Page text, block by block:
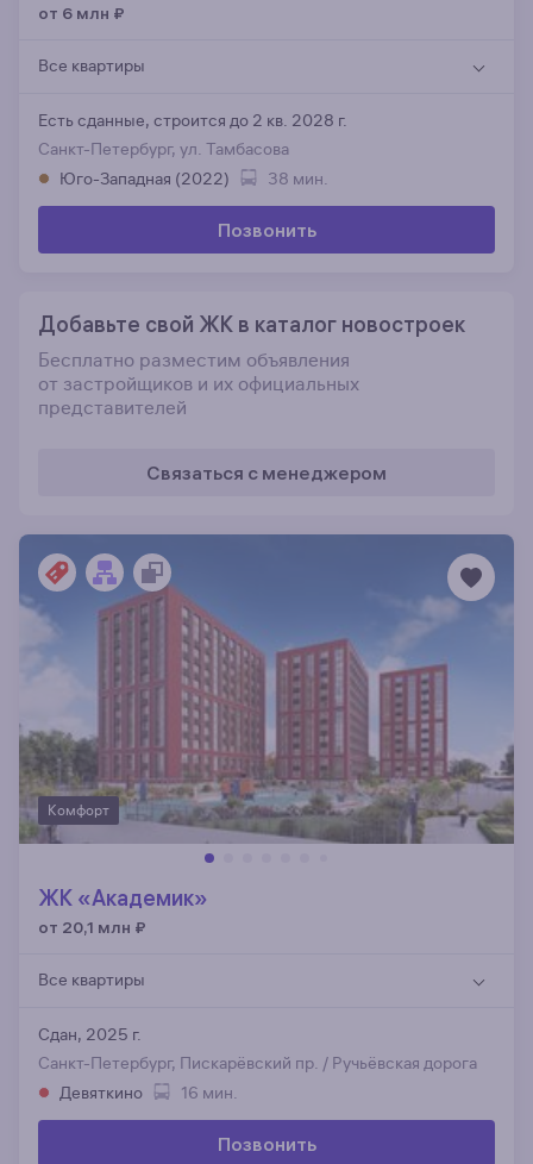
от 6 млн ₽
Все квартиры
Есть сданные, строится до 2 кв. 2028 г.
Санкт-Петербург, ул. Тамбасова
Юго-Западная (2022)
38 мин.
Позвонить
Добавьте свой ЖК в каталог новостроек
Бесплатно разместим объявления
от застройщиков и их официальных
представителей
Связаться с менеджером
Комфорт
ЖК «Академик»
от 20,1 млн ₽
Все квартиры
Сдан, 2025 г.
Санкт-Петербург, Пискарёвский пр. / Ручьёвская дорога
Девяткино
16 мин.
Позвонить